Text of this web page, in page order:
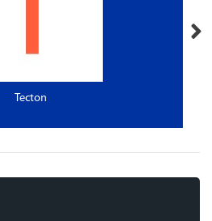
Tecton